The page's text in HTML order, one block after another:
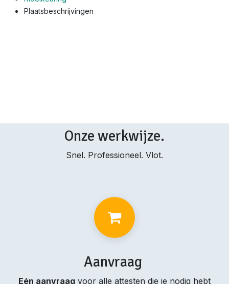
Plaatsbeschrijvingen
Onze werkwijze.
Snel. Professioneel. Vlot.
Aanvraag
Eén aanvraag voor alle attesten die je nodig hebt